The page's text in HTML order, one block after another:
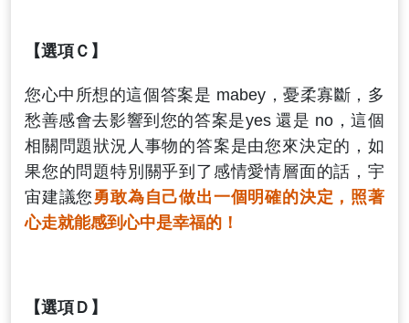
【選項Ｃ】
您心中所想的這個答案是 mabey，憂柔寡斷，多
愁善感會去影響到您的答案是yes 還是 no，這個
相關問題狀況人事物的答案是由您來決定的，如
果您的問題特別關乎到了感情愛情層面的話，宇
宙建議您 勇敢為自己做出一個明確的決定，照著
心走就能感到心中是幸福的！
【選項Ｄ】